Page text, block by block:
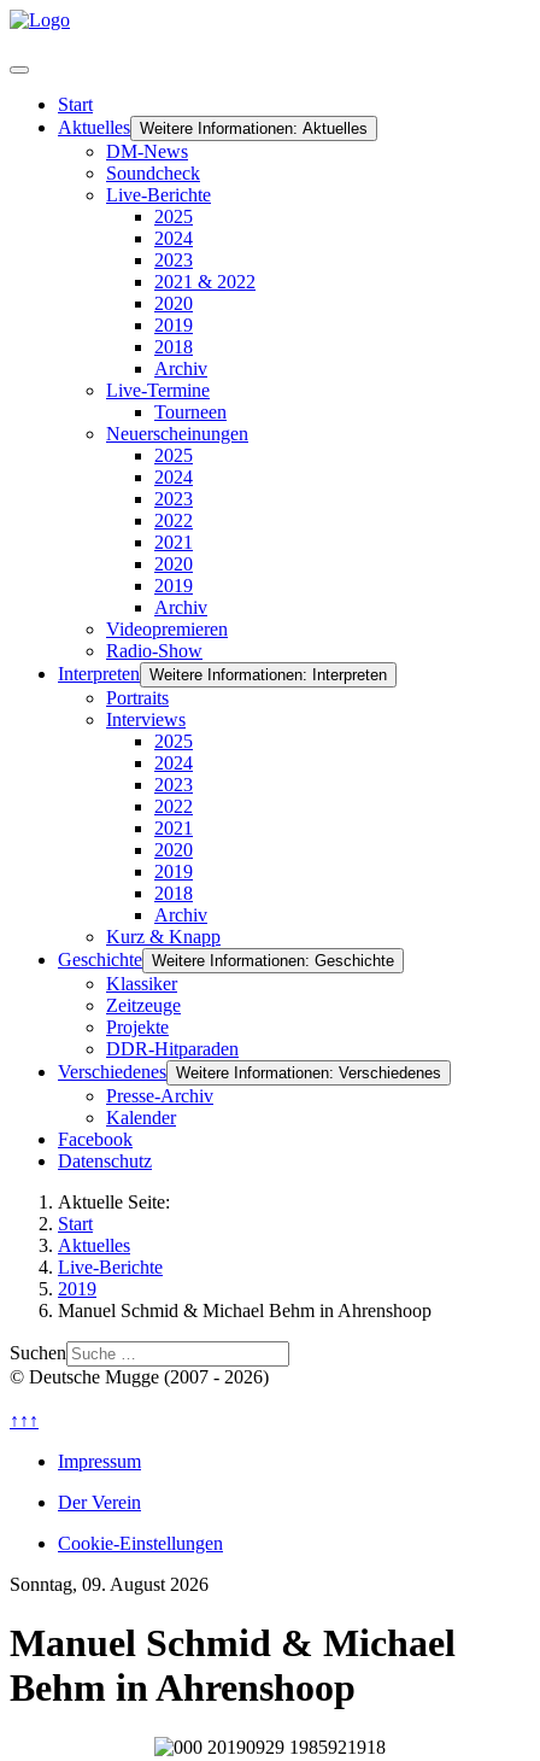
Start
Aktuelles Weitere Informationen: Aktuelles
DM-News
Soundcheck
Live-Berichte
2025
2024
2023
2021 & 2022
2020
2019
2018
Archiv
Live-Termine
Tourneen
Neuerscheinungen
2025
2024
2023
2022
2021
2020
2019
Archiv
Videopremieren
Radio-Show
Interpreten Weitere Informationen: Interpreten
Portraits
Interviews
2025
2024
2023
2022
2021
2020
2019
2018
Archiv
Kurz & Knapp
Geschichte Weitere Informationen: Geschichte
Klassiker
Zeitzeuge
Projekte
DDR-Hitparaden
Verschiedenes Weitere Informationen: Verschiedenes
Presse-Archiv
Kalender
Facebook
Datenschutz
Aktuelle Seite:
Start
Aktuelles
Live-Berichte
2019
Manuel Schmid & Michael Behm in Ahrenshoop
Suchen
© Deutsche Mugge (2007 - 2026)
↑↑↑
Impressum
Der Verein
Cookie-Einstellungen
Sonntag, 09. August 2026
Manuel Schmid & Michael
Behm in Ahrenshoop